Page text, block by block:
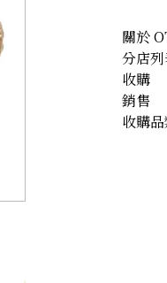
關於
分店
收購
銷售
收購